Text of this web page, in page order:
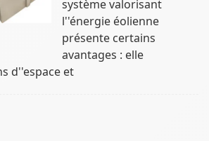
système valorisant
l''énergie éolienne
présente certains
avantages : elle
d''espace et